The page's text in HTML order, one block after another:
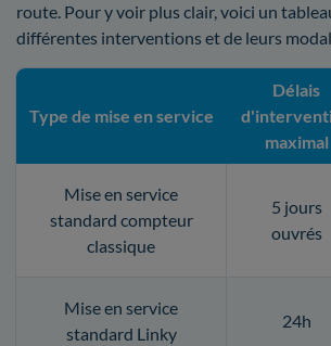
route. Pour y voir plus clair, voici un
différentes interventions et de leurs
Type de mise en service
Délais
maximal
Mise en service
standard compteur
classique
5 jours
ouvrés
Mise en service
standard Linky
24h